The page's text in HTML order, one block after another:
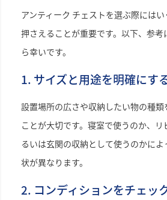
アンティーク チェストを選ぶ際には
押さえることが重要です。以下、参
ら幸いです。
1. サイズと用途を明確にす
設置場所の広さや収納したい物の種類
ことが大切です。寝室で使うのか、
るいは玄関の収納として使うのかに
状が異なります。
2. コンディションをチェッ